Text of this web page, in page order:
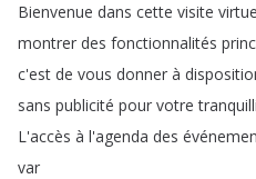
Bienvenue dans cette visite
montrer des fonctionnalités
c'est de vous donner à
sans publicité pour votre
L'accès à l'agenda des
var